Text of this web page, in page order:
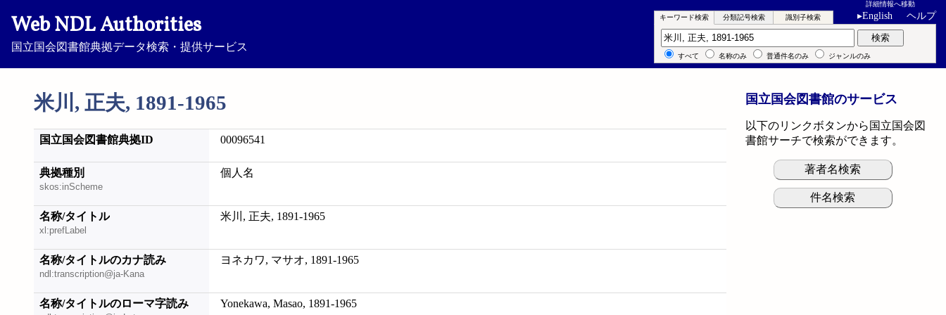
Web NDL Authorities
国立国会図書館典拠データ検索・提供サービス
詳細情報へ移動
▸English ヘルプ
米川, 正夫, 1891-1965
キーワード検索 分類記号検索 識別子検索
キーワード検索 検索
すべて 名称のみ 普通件名のみ ジャンルのみ
国立国会図書館典拠ID 00096541
典拠種別
skos:inScheme
個人名
名称/タイトル
xl:prefLabel
米川, 正夫, 1891-1965
名称/タイトルのカナ読み
ndl:transcription@ja-Kana
ヨネカワ, マサオ, 1891-1965
名称/タイトルのローマ字読み Yonekawa, Masao, 1891-1965
国立国会図書館のサービス
以下のリンクボタンから国立国会図
書館サーチで検索ができます。
著者名検索
件名検索